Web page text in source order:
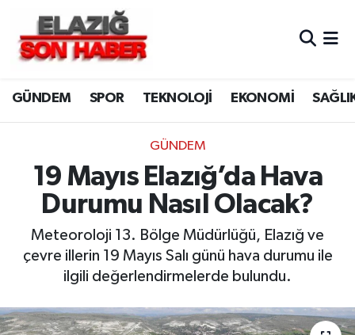
GÜNDEM SPOR TEKNOLOJİ EKONOMİ
GÜNDEM
19 Mayıs Elazığ’da Hava
Durumu Nasıl Olacak?
Meteoroloji 13. Bölge Müdürlüğü, Elazığ ve
çevre illerin 19 Mayıs Salı günü hava durumu ile
ilgili değerlendirmelerde bulundu.
CANLI YAYIN
ASAYİŞ
BİLİM VE TEKNOLOJİ
DÜNYA
EKONOMİ
Merkez Hava Durumu
Merkez Trafik Yoğunluk Haritası
Süper Lig Puan Durumu ve Fikstür
Tüm Manşetler
Haber Arşivi